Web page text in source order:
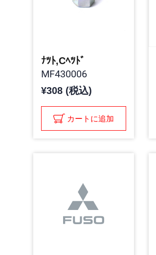
ﾅﾂﾄ,Cﾍﾂﾄﾞ
MF430006
¥308 (税込)
カートに追加